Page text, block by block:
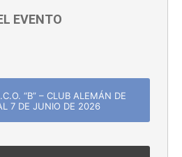
EVENTO
“B” – CLUB ALEMÁN DE
7 DE JUNIO DE 2026